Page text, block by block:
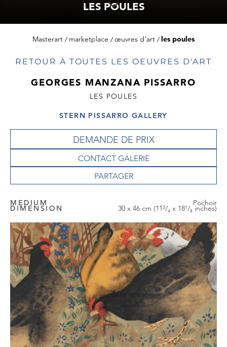
LES POULES
Masterart marketplace œuvres d'art les poules
RETOUR À TOUTES LES OEUVRES D'ART
GEORGES MANZANA PISSARRO
LES POULES
STERN PISSARRO GALLERY
DEMANDE DE PRIX
CONTACT GALERIE
MEDIUM Pochoir
DIMENSION 30 x 46 cm (11³/₄ x 18¹/₈ inches)